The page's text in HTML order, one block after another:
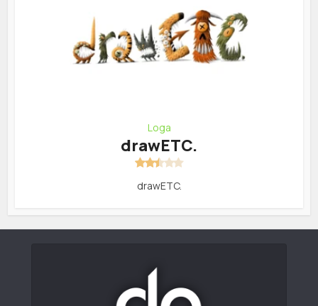
Loga
drawETC.
drawETC.